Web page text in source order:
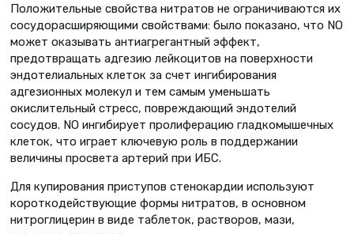
Положительные свойства нитратов не ограничиваются их
сосудорасширяющими свойствами: было показано, что NO
может оказывать антиагрегантный эффект,
предотвращать адгезию лейкоцитов на поверхности
эндотелиальных клеток за счет ингибирования
адгезионных молекул и тем самым уменьшать
окислительный стресс, повреждающий эндотелий
сосудов. NO ингибирует пролиферацию гладкомышечных
клеток, что играет ключевую роль в поддержании
величины просвета артерий при ИБС.
Для купирования приступов стенокардии используют
короткодействующие формы нитратов, в основном
нитроглицерин в виде таблеток, растворов, мази,